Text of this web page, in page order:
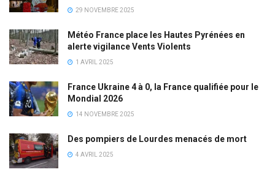
29 NOVEMBRE 2025
Météo France place les Hautes Pyrénées en
alerte vigilance Vents Violents
1 AVRIL 2025
France Ukraine 4 à 0, la France qualifiée pour le
Mondial 2026
14 NOVEMBRE 2025
Des pompiers de Lourdes menacés de mort
4 AVRIL 2025